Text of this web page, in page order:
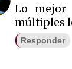
Lo mejor
múltiples
Responder